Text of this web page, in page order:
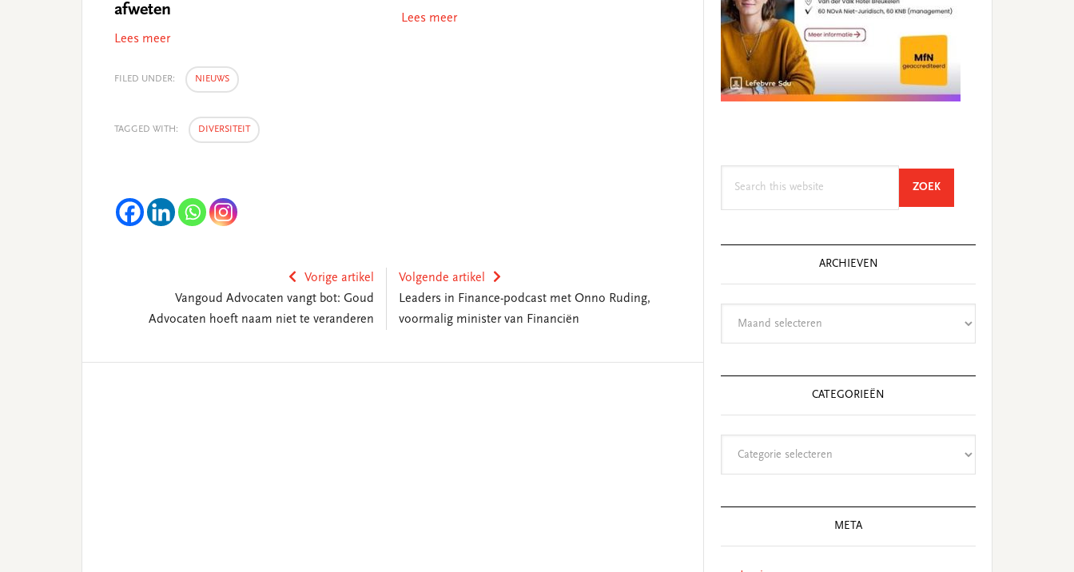
afweten
Lees meer
Lees meer
FILED UNDER: NIEUWS
TAGGED WITH: DIVERSITEIT
Vorige artikel
Vangoud Advocaten vangt bot: Goud
Advocaten hoeft naam niet te veranderen
Volgende artikel
Leaders in Finance-podcast met Onno Ruding,
voormalig minister van Financiën
ZOEKSEARCH
ARCHIEVEN
CATEGORIEËN
META